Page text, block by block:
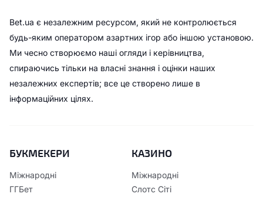
Bet.ua є незалежним ресурсом, який не контролюється
будь-яким оператором азартних ігор або іншою установою.
Ми чесно створюємо наші огляди і керівництва,
спираючись тільки на власні знання і оцінки наших
незалежних експертів; все це створено лише в
інформаційних цілях.
БУКМЕКЕРИ
Міжнародні
ГГБет
КАЗИНО
Міжнародні
Слотс Сіті